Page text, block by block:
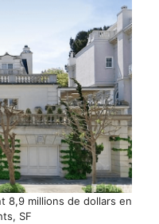
8,9 millions de dollars en
SF